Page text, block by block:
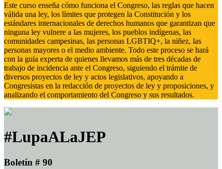
Este curso enseña cómo funciona el Congreso, las reglas que hacen
válida una ley, los límites que protegen la Constitución y los
estándares internacionales de derechos humanos que garantizan que
ninguna ley vulnere a las mujeres, los pueblos indígenas, las
comunidades campesinas, las personas LGBTIQ+, la niñez, las
personas mayores o el medio ambiente. Todo este proceso se hará
con la guía experta de quienes llevamos más de tres décadas de
trabajo de incidencia ante el Congreso, siguiendo el trámite de
diversos proyectos de ley y actos legislativos, apoyando a
Congresistas en la redacción de proyectos de ley y proposiciones, y
analizando el comportamiento del Congreso y sus resultados.
#LupaALaJEP
Boletín # 90